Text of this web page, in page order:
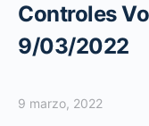
Controles
9/03/2022
9 marzo, 2022